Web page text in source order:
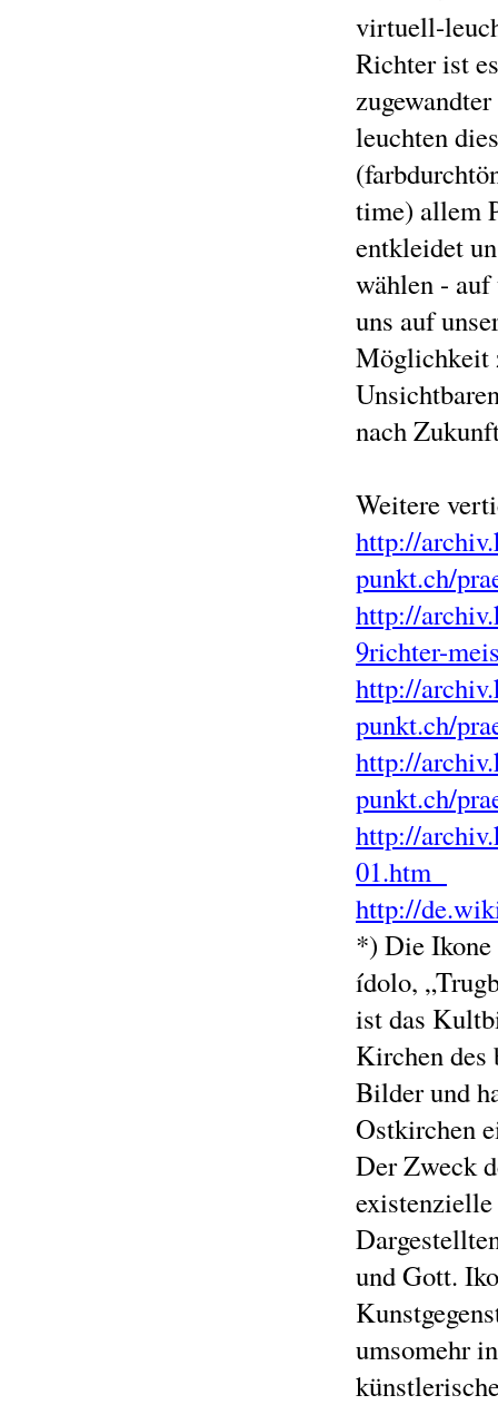
virtuell-
Richter ist
leuchten
time) allem
entkleidet
wählen - auf
uns auf
Möglichkeit
nach
Weitere
http://
punkt.ch/
http://
9richter-
http://
punkt.ch/
http://
punkt.ch/
http://
01.htm
http://
*) Die Ikone
ídolo,
ist das
Kirchen des
Bilder und
Ostkirchen
Der Zweck
und Gott.
umsomehr